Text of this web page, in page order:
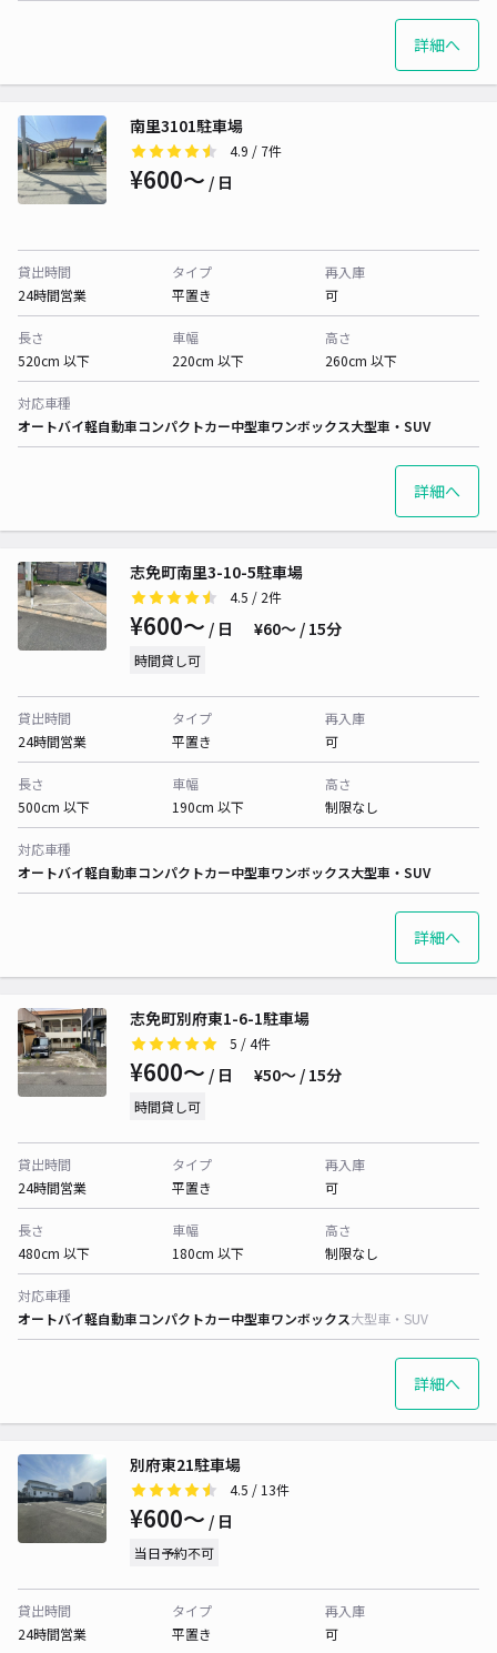
詳細へ
南里3101駐車場
4.9 / 7件
¥600〜 / 日
貸出時間
24時間営業
タイプ
平置き
再入庫
可
長さ
520cm 以下
車幅
220cm 以下
高さ
260cm 以下
対応車種
オートバイ軽自動車コンパクトカー中型車ワンボックス大型車・SUV
詳細へ
志免町南里3-10-5駐車場
4.5 / 2件
¥600〜 / 日 ¥60〜 / 15分
時間貸し可
貸出時間
24時間営業
タイプ
平置き
再入庫
可
長さ
500cm 以下
車幅
190cm 以下
高さ
制限なし
対応車種
オートバイ軽自動車コンパクトカー中型車ワンボックス大型車・SUV
詳細へ
志免町別府東1-6-1駐車場
5 / 4件
¥600〜 / 日 ¥50〜 / 15分
時間貸し可
貸出時間
24時間営業
タイプ
平置き
再入庫
可
長さ
480cm 以下
車幅
180cm 以下
高さ
制限なし
対応車種
オートバイ軽自動車コンパクトカー中型車ワンボックス大型車・SUV
詳細へ
別府東21駐車場
4.5 / 13件
¥600〜 / 日
当日予約不可
貸出時間
24時間営業
タイプ
平置き
再入庫
可